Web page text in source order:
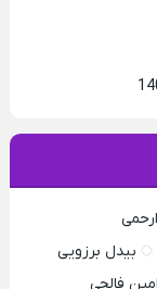
بیدل برزویی
امین فالجی